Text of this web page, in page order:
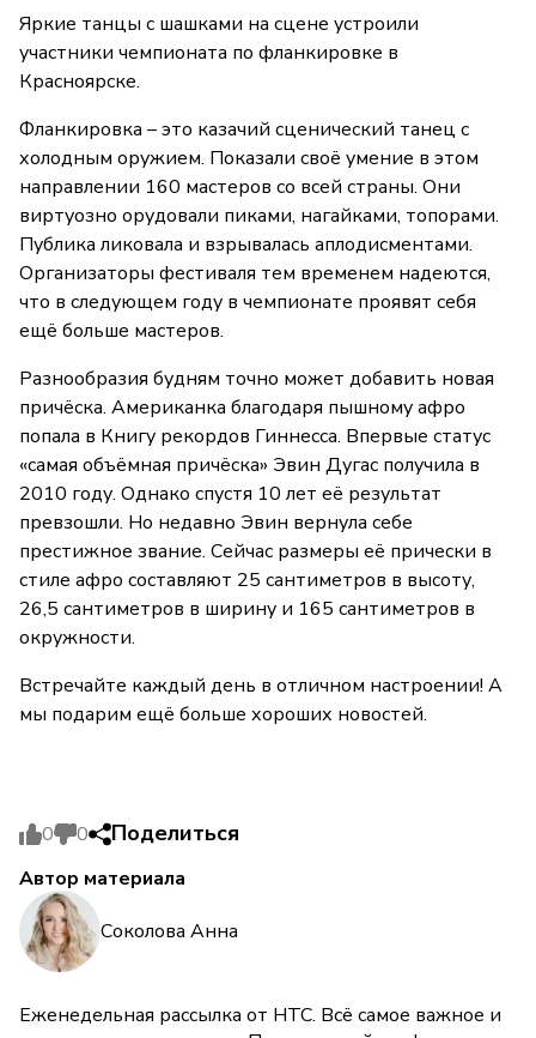
Яркие танцы с шашками на сцене устроили
участники чемпионата по фланкировке в
Красноярске.
Фланкировка – это казачий сценический танец с
холодным оружием. Показали своё умение в этом
направлении 160 мастеров со всей страны. Они
виртуозно орудовали пиками, нагайками, топорами.
Публика ликовала и взрывалась аплодисментами.
Организаторы фестиваля тем временем надеются,
что в следующем году в чемпионате проявят себя
ещё больше мастеров.
Разнообразия будням точно может добавить новая
причёска. Американка благодаря пышному афро
попала в Книгу рекордов Гиннесса. Впервые статус
«самая объёмная причёска» Эвин Дугас получила в
2010 году. Однако спустя 10 лет её результат
превзошли. Но недавно Эвин вернула себе
престижное звание. Сейчас размеры её прически в
стиле афро составляют 25 сантиметров в высоту,
26,5 сантиметров в ширину и 165 сантиметров в
окружности.
Встречайте каждый день в отличном настроении! А
мы подарим ещё больше хороших новостей.
0 0 Поделиться
Автор материала
Соколова Анна
Еженедельная рассылка от НТС. Всё самое важное и